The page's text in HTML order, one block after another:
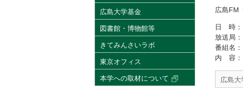
広島FM
日 時
放送局
番組名
内 容：
広島
広島大学基金
図書館・博物館等
きてみんさいラボ
東京オフィス
本学への取材について